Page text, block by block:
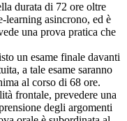
durata di 72 ore oltre
learning asincrono, ed è
una prova pratica che
un esame finale davanti
a tale esame saranno
al corso di 68 ore.
frontale, prevedere una
degli argomenti